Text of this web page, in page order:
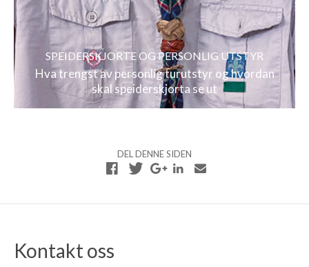
SPEIDERSKJORTE OG PERSONLIG UTSTYR
Hva trengst av personlig turutstyr og hvordan
skal speiderskjorta se ut
DEL DENNE SIDEN
Kontakt oss